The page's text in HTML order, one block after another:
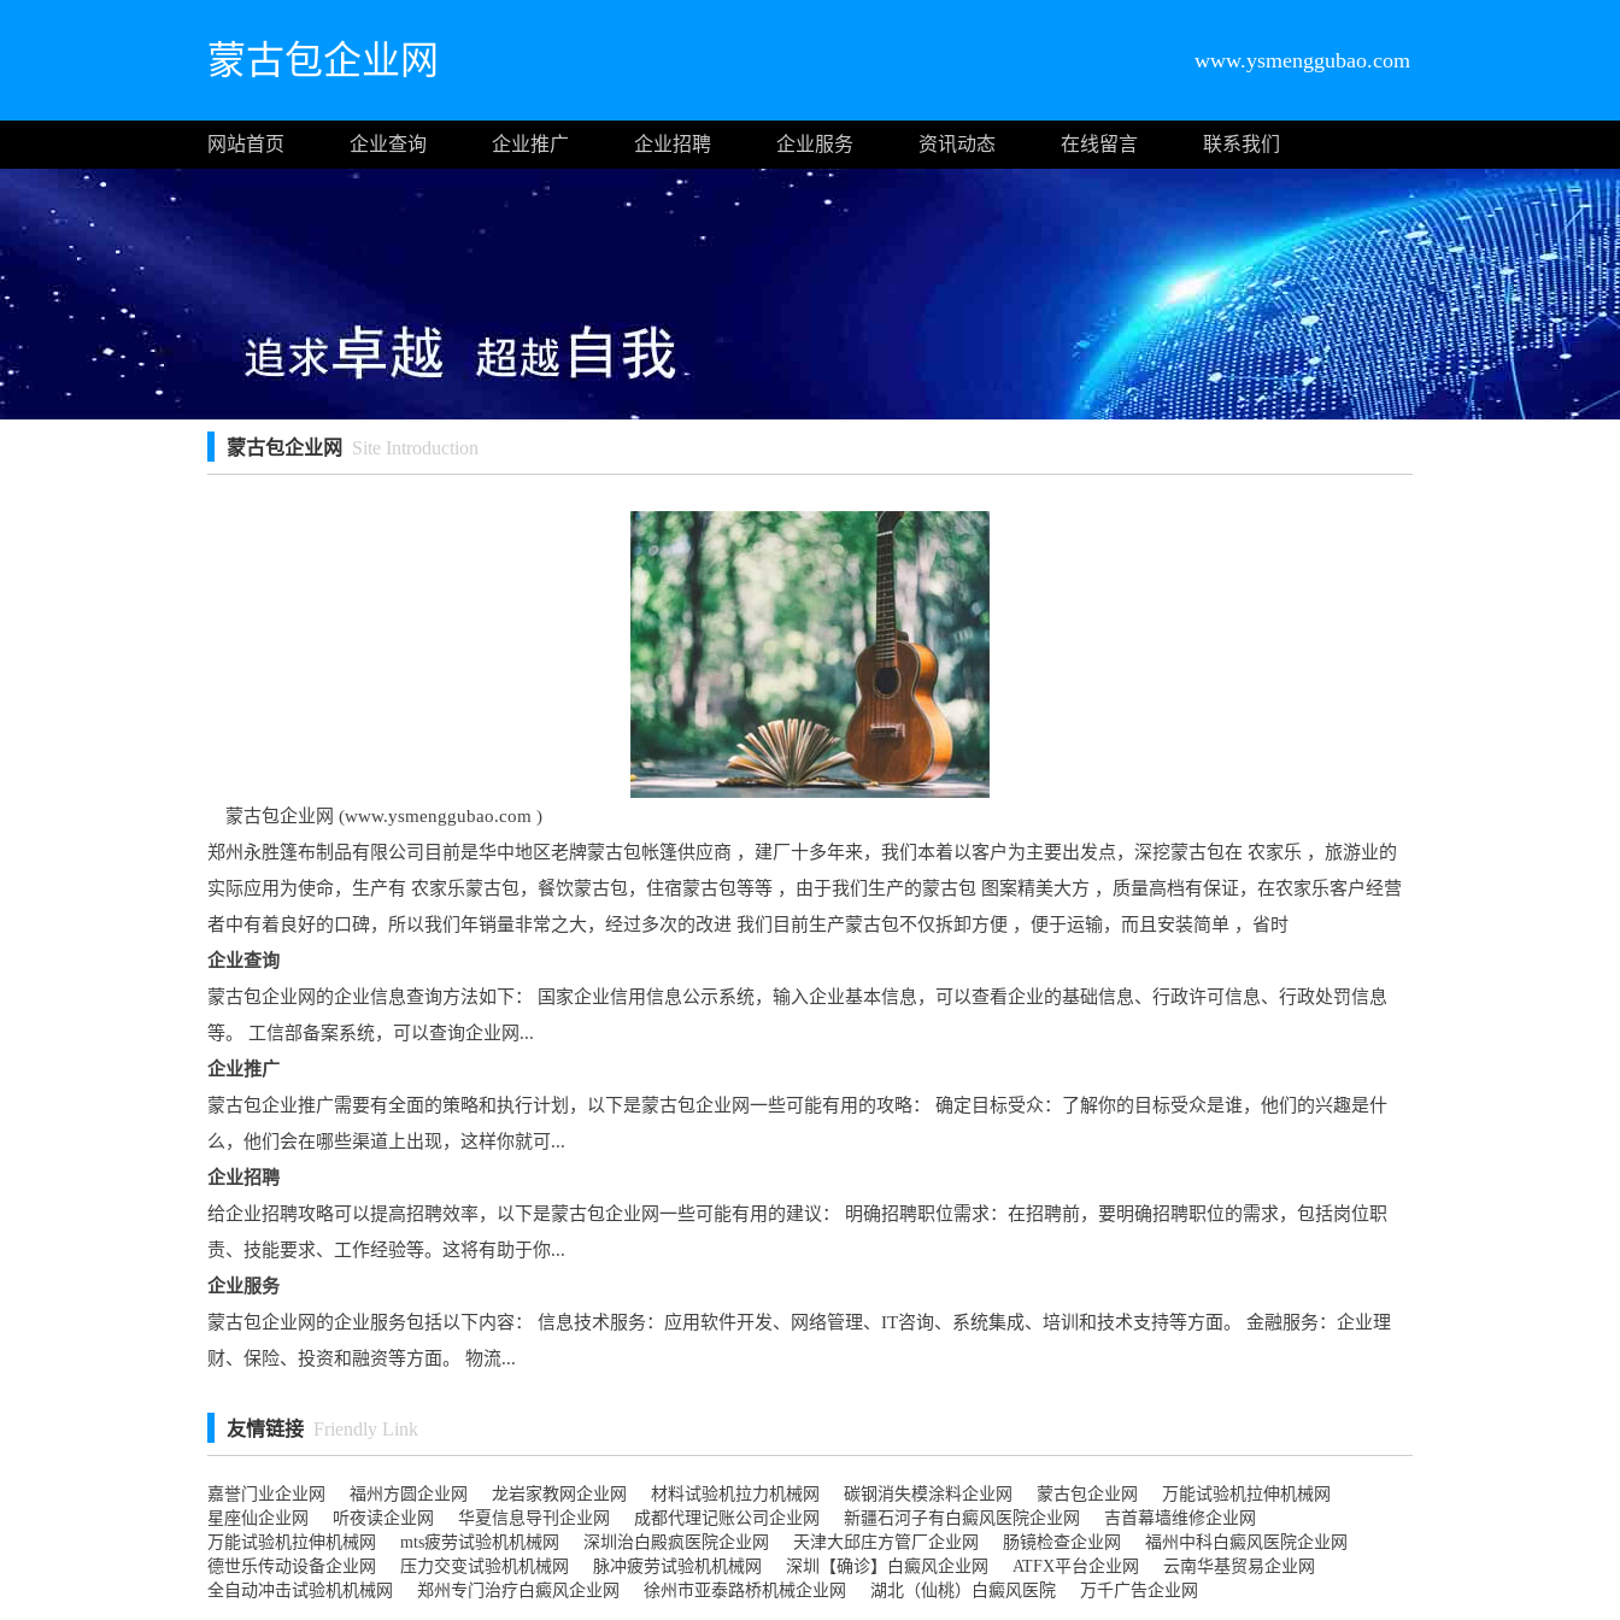
蒙古包企业网 www.ysmenggubao.com
网站首页 企业查询 企业推广 企业招聘 企业服务 资讯动态 在线留言 联系我们
蒙古包企业网 Site Introduction
蒙古包企业网 (www.ysmenggubao.com )
郑州永胜篷布制品有限公司目前是华中地区老牌蒙古包帐篷供应商 ，建厂十多年来，我们本着以客户为主要出发点，深挖蒙古包在 农家乐 ，旅游业的
实际应用为使命，生产有 农家乐蒙古包，餐饮蒙古包，住宿蒙古包等等 ，由于我们生产的蒙古包 图案精美大方 ，质量高档有保证，在农家乐客户经营
者中有着良好的口碑，所以我们年销量非常之大，经过多次的改进 我们目前生产蒙古包不仅拆卸方便 ，便于运输，而且安装简单 ，省时
企业查询
蒙古包企业网的企业信息查询方法如下： 国家企业信用信息公示系统，输入企业基本信息，可以查看企业的基础信息、行政许可信息、行政处罚信息
等。 工信部备案系统，可以查询企业网...
企业推广
蒙古包企业推广需要有全面的策略和执行计划，以下是蒙古包企业网一些可能有用的攻略： 确定目标受众：了解你的目标受众是谁，他们的兴趣是什
么，他们会在哪些渠道上出现，这样你就可...
企业招聘
给企业招聘攻略可以提高招聘效率，以下是蒙古包企业网一些可能有用的建议： 明确招聘职位需求：在招聘前，要明确招聘职位的需求，包括岗位职
责、技能要求、工作经验等。这将有助于你...
企业服务
蒙古包企业网的企业服务包括以下内容： 信息技术服务：应用软件开发、网络管理、IT咨询、系统集成、培训和技术支持等方面。 金融服务：企业理
财、保险、投资和融资等方面。 物流...
友情链接 Friendly Link
嘉誉门业企业网 福州方圆企业网 龙岩家教网企业网 材料试验机拉力机械网 碳钢消失模涂料企业网 蒙古包企业网
万能试验机拉伸机械网
星座仙企业网
听夜读企业网 华夏信息导刊企业网 成都代理记账公司企业网 新疆石河子有白癜风医院企业网
吉首幕墙维修企业网
万能试验机拉伸机械网
mts疲劳试验机机械网 深圳治白殿疯医院企业网 天津大邱庄方管厂企业网 肠镜检查企业网
福州中科白癜风医院企业网
德世乐传动设备企业网
压力交变试验机机械网 脉冲疲劳试验机机械网 深圳【确诊】白癜风企业网 ATFX平台企业网
云南华基贸易企业网
全自动冲击试验机机械网
郑州专门治疗白癜风企业网 徐州市亚泰路桥机械企业网 湖北（仙桃）白癜风医院 万千广告企业网